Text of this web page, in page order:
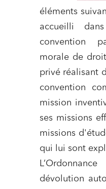
éléments
accueilli
convention
morale de
privé réalisant
convention
mission
ses missions
missions
qui lui sont
dévolution